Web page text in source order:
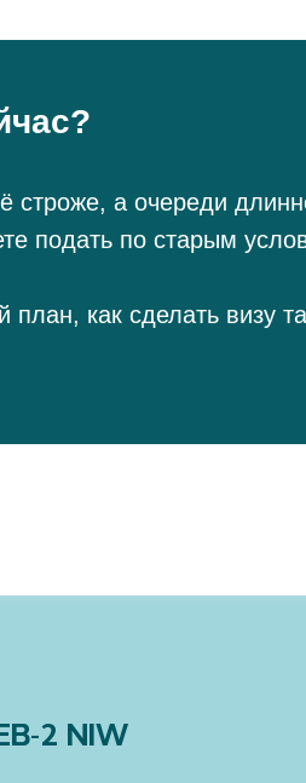
а очереди
подать по старым
как сделать визу
2 NIW